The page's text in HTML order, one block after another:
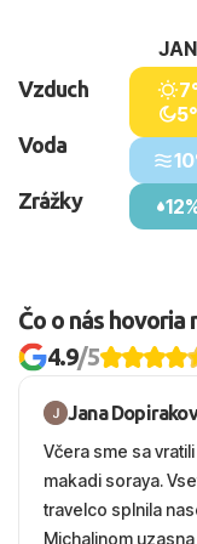
Vzduch
Voda
Zrážky
JAN
5°
Čo o nás hovoria
4.9/5
Jana
Včera sme sa
makadi soraya.
travelco splnila
Michalinom